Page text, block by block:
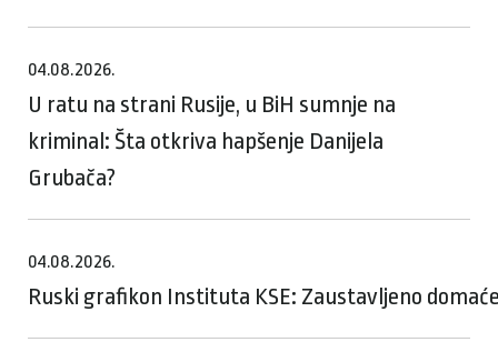
04.08.2026.
U ratu na strani Rusije, u BiH sumnje na
kriminal: Šta otkriva hapšenje Danijela
Grubača?
04.08.2026.
Ruski grafikon Instituta KSE: Zaustavljeno